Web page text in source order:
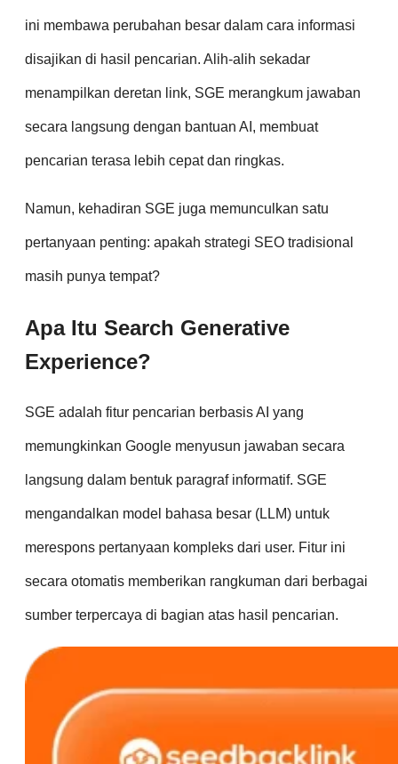
ini membawa perubahan besar dalam cara informasi
disajikan di hasil pencarian. Alih-alih sekadar
menampilkan deretan link, SGE merangkum jawaban
secara langsung dengan bantuan AI, membuat
pencarian terasa lebih cepat dan ringkas.
Namun, kehadiran SGE juga memunculkan satu
pertanyaan penting: apakah strategi SEO tradisional
masih punya tempat?
Apa Itu Search Generative
Experience?
SGE adalah fitur pencarian berbasis AI yang
memungkinkan Google menyusun jawaban secara
langsung dalam bentuk paragraf informatif. SGE
mengandalkan model bahasa besar (LLM) untuk
merespons pertanyaan kompleks dari user. Fitur ini
secara otomatis memberikan rangkuman dari berbagai
sumber terpercaya di bagian atas hasil pencarian.